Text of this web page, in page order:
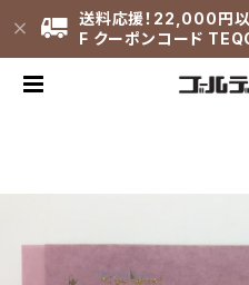
送料応援！22,000円
F クーポンコード